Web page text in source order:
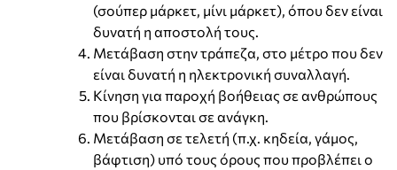
(σούπερ μάρκετ, μίνι μάρκετ), όπου δεν είναι
δυνατή η αποστολή τους.
Μετάβαση στην τράπεζα, στο μέτρο που δεν
είναι δυνατή η ηλεκτρονική συναλλαγή.
Κίνηση για παροχή βοήθειας σε ανθρώπους
που βρίσκονται σε ανάγκη.
Μετάβαση σε τελετή (π.χ. κηδεία, γάμος,
βάφτιση) υπό τους όρους που προβλέπει ο